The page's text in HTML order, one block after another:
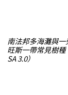
南法邦多海灘與
旺斯一帶常見樹
SA 3.0）